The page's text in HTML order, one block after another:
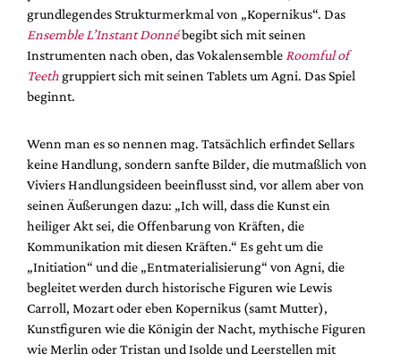
grundlegendes Strukturmerkmal von „Kopernikus“. Das
Ensemble L’Instant Donnébegibt sich mit seinen
Instrumenten nach oben, das Vokalensemble Roomful of
Teeth gruppiert sich mit seinen Tablets um Agni. Das Spiel
beginnt.
Wenn man es so nennen mag. Tatsächlich erfindet Sellars
keine Handlung, sondern sanfte Bilder, die mutmaßlich von
Viviers Handlungsideen beeinflusst sind, vor allem aber von
seinen Äußerungen dazu: „Ich will, dass die Kunst ein
heiliger Akt sei, die Offenbarung von Kräften, die
Kommunikation mit diesen Kräften.“ Es geht um die
„Initiation“ und die „Entmaterialisierung“ von Agni, die
begleitet werden durch historische Figuren wie Lewis
Carroll, Mozart oder eben Kopernikus (samt Mutter),
Kunstfiguren wie die Königin der Nacht, mythische Figuren
wie Merlin oder Tristan und Isolde und Leerstellen mit